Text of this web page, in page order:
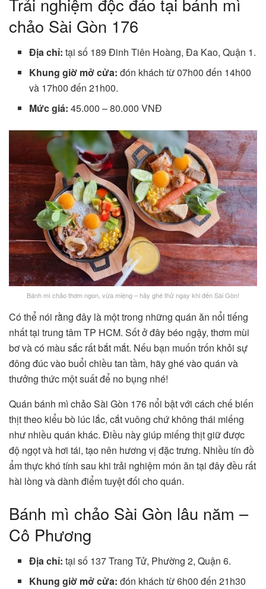
chảo Sài Gòn 176
Địa chỉ:tại số 189 Đinh Tiên Hoàng, Đa Kao, Quận 1.
Khung giờ mở cửa:đón khách từ 07h00 đến 14h00
và 17h00 đến 21h00.
Mức giá:45.000 – 80.000 VNĐ
Bánh mì chảo thơm ngon, vừa miệng – hãy ghé thử ngay khi đến Sài Gòn!
Có thể nói rằng đây là một trong những quán ăn nổi tiếng
nhất tại trung tâm TP HCM. Sốt ở đây béo ngậy, thơm mùi
bơ và có màu sắc rất bắt mắt. Nếu bạn muốn trốn khỏi sự
đông đúc vào buổi chiều tan tầm, hãy ghé vào quán và
thưởng thức một suất để no bụng nhé!
Quán bánh mì chảo Sài Gòn 176 nổi bật với cách chế biến
thịt theo kiểu bò lúc lắc, cắt vuông chứ không thái miếng
như nhiều quán khác. Điều này giúp miếng thịt giữ được
độ ngọt và hơi tái, tạo nên hương vị đặc trưng. Nhiều tín đồ
ẩm thực khó tính sau khi trải nghiệm món ăn tại đây đều rất
hài lòng và dành điểm tuyệt đối cho quán.
Bánh mì chảo Sài Gòn lâu năm –
Cô Phương
Địa chỉ:tại số 137 Trang Tử, Phường 2, Quận 6.
Khung giờ mở cửa:đón khách từ 6h00 đến 21h30